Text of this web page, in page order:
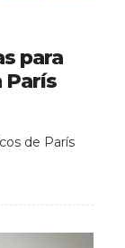
para
París
de París